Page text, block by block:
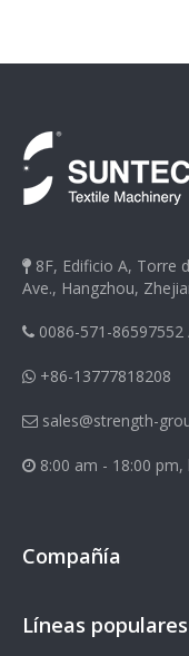
 8F, Edificio A, Torre
Ave., Hangzhou,
 0086-571-86597552
 +86-13777818208
 sales@strength-
 8:00 am - 18:00 pm,
Compañía
Líneas populares